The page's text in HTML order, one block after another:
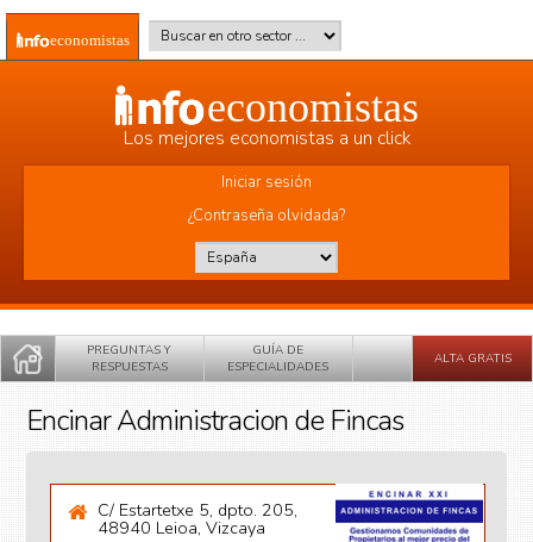
Pasar al contenido principal
economistas Buscar en otro sector
economistas
Los mejores economistas a un click
Iniciar sesión
¿Contraseña olvidada?
PREGUNTAS Y
RESPUESTAS
GUÍA DE
ESPECIALIDADES
ALTA GRATIS
Encinar Administracion de Fincas
C/ Estartetxe 5, dpto. 205,
48940 Leioa, Vizcaya